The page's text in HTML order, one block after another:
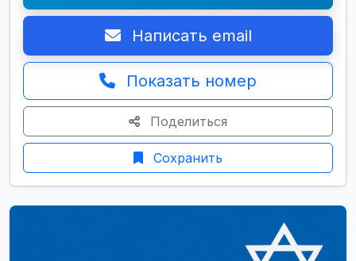
Написать email
Показать номер
Поделиться
Сохранить